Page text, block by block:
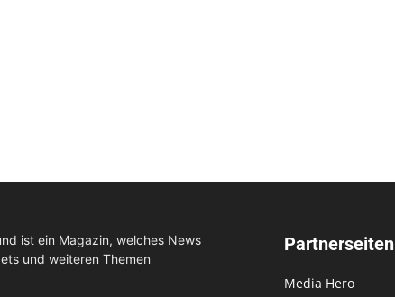
ist ein Magazin, welches News
und weiteren Themen
Partnerseiten
Media Hero